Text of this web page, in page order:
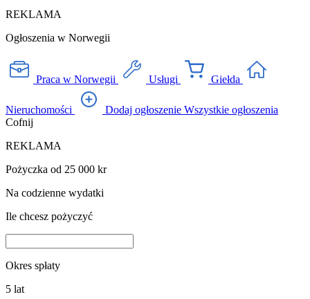
REKLAMA
Ogłoszenia w Norwegii
Praca w Norwegii Usługi Giełda
Nieruchomości Dodaj ogłoszenie Wszystkie ogłoszenia
Cofnij
REKLAMA
Pożyczka od 25 000 kr
Na codzienne wydatki
Ile chcesz pożyczyć
Okres spłaty
5 lat